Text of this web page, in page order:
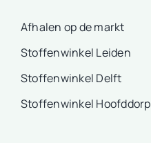
Afhalen op de markt
Stoffenwinkel Leiden
Stoffenwinkel Delft
Stoffenwinkel Hoofddorp